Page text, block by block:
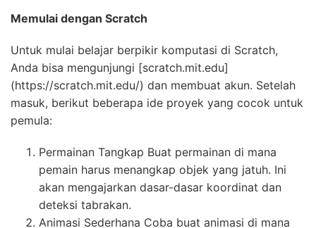
Memulai dengan Scratch
Untuk mulai belajar berpikir komputasi di Scratch,
Anda bisa mengunjungi [scratch.mit.edu]
(https://scratch.mit.edu/) dan membuat akun. Setelah
masuk, berikut beberapa ide proyek yang cocok untuk
pemula:
Permainan Tangkap Buat permainan di mana
pemain harus menangkap objek yang jatuh. Ini
akan mengajarkan dasar-dasar koordinat dan
deteksi tabrakan.
Animasi Sederhana Coba buat animasi di mana